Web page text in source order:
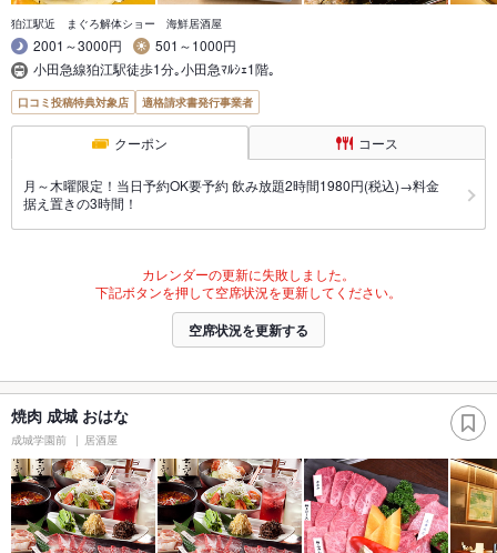
狛江駅近 まぐろ解体ショー 海鮮居酒屋
2001～3000円
501～1000円
小田急線狛江駅徒歩1分｡小田急ﾏﾙｼｪ1階｡
口コミ投稿特典対象店 適格請求書発行事業者
クーポン コース
月～木曜限定！当日予約OK要予約 飲み放題2時間1980円(税込)→料金
据え置きの3時間！
カレンダーの更新に失敗しました。
下記ボタンを押して空席状況を更新してください。
空席状況を更新する
焼肉 成城 おはな
成城学園前 居酒屋